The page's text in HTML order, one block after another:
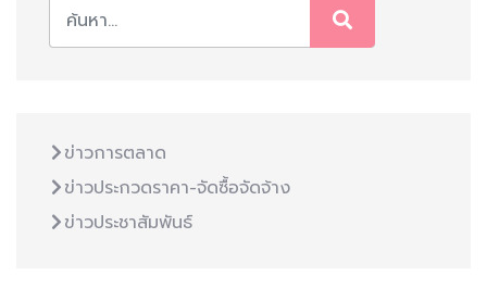
ข่าวการตลาด
ข่าวประกวดราคา-จัดซื้อจัดจ้าง
ข่าวประชาสัมพันธ์